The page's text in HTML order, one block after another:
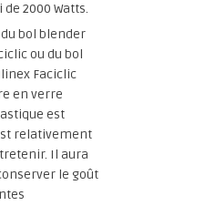
2000 Watts.
bol blender
ou du bol
Faciclic
en verre
est
relativement
Il aura
le goût